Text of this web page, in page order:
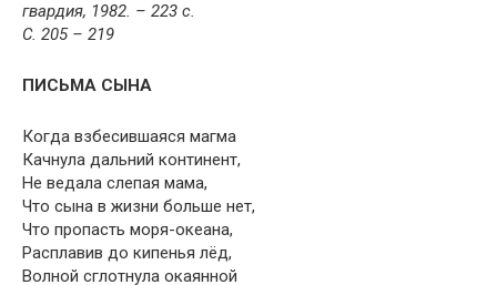
гвардия, 1982. – 223 с.
С. 205 – 219
ПИСЬМА СЫНА
Когда взбесившаяся магма
Качнула дальний континент,
Не ведала слепая мама,
Что сына в жизни больше нет,
Что пропасть моря-океана,
Расплавив до кипенья лёд,
Волной сглотнула окаянной